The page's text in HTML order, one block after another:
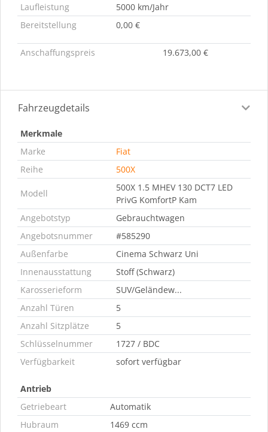
Laufleistung
5000 km/Jahr
Bereitstellung
0,00 €
Anschaffungspreis 19.673,00 €
Fahrzeugdetails
Merkmale
Marke
Fiat
Reihe
500X
Modell
500X 1.5 MHEV 130 DCT7 LED
PrivG KomfortP Kam
Angebotstyp
Gebrauchtwagen
Angebotsnummer
#585290
Außenfarbe
Cinema Schwarz Uni
Innenausstattung
Stoff (Schwarz)
Karosserieform
SUV/Geländew...
Anzahl Türen
5
Anzahl Sitzplätze
5
Schlüsselnummer
1727 / BDC
Verfügbarkeit
sofort verfügbar
Antrieb
Getriebeart
Automatik
Hubraum
1469 ccm